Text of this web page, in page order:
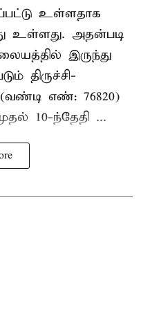
உள்ளதாக
உள்ளது. அதன்படி
இருந்து
திருச்சி-
எண்: 76820)
10-ந்தேதி ...